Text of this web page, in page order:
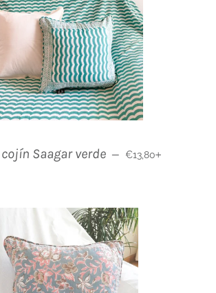
Saagar verde — Normaler Preis
€13,80